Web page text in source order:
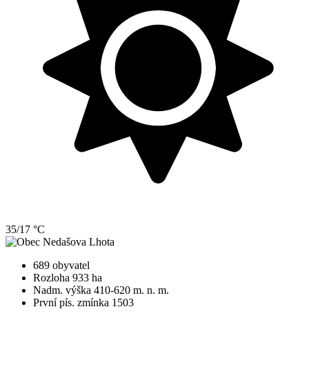
35/17 °C
689 obyvatel
Rozloha 933 ha
Nadm. výška 410-620 m. n. m.
První pís. zmínka 1503